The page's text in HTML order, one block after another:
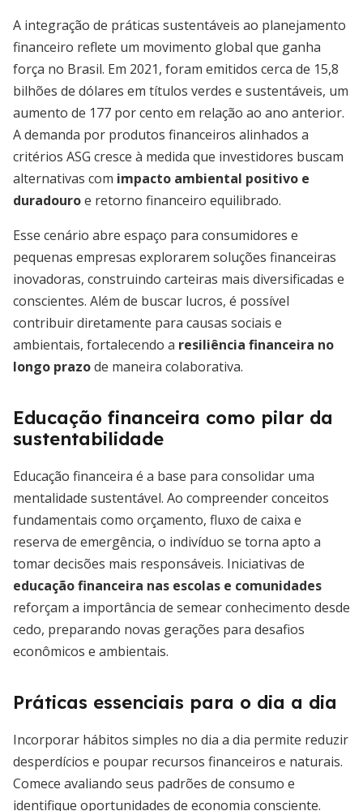
A integração de práticas sustentáveis ao planejamento
financeiro reflete um movimento global que ganha
força no Brasil. Em 2021, foram emitidos cerca de 15,8
bilhões de dólares em títulos verdes e sustentáveis, um
aumento de 177 por cento em relação ao ano anterior.
A demanda por produtos financeiros alinhados a
critérios ASG cresce à medida que investidores buscam
alternativas com impacto ambiental positivo e
duradouroe retorno financeiro equilibrado.
Esse cenário abre espaço para consumidores e
pequenas empresas explorarem soluções financeiras
inovadoras, construindo carteiras mais diversificadas e
conscientes. Além de buscar lucros, é possível
contribuir diretamente para causas sociais e
ambientais, fortalecendo a resiliência financeira no
longo prazode maneira colaborativa.
Educação financeira como pilar da
sustentabilidade
Educação financeira é a base para consolidar uma
mentalidade sustentável. Ao compreender conceitos
fundamentais como orçamento, fluxo de caixa e
reserva de emergência, o indivíduo se torna apto a
tomar decisões mais responsáveis. Iniciativas de
educação financeira nas escolas e comunidades
reforçam a importância de semear conhecimento desde
cedo, preparando novas gerações para desafios
econômicos e ambientais.
Práticas essenciais para o dia a dia
Incorporar hábitos simples no dia a dia permite reduzir
desperdícios e poupar recursos financeiros e naturais.
Comece avaliando seus padrões de consumo e
identifique oportunidades de economia consciente.